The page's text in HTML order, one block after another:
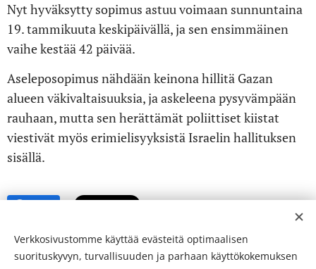
Nyt hyväksytty sopimus astuu voimaan sunnuntaina
19. tammikuuta keskipäivällä, ja sen ensimmäinen
vaihe kestää 42 päivää.
Aseleposopimus nähdään keinona hillitä Gazan
alueen väkivaltaisuuksia, ja askeleena pysyvämpään
rauhaan, mutta sen herättämät poliittiset kiistat
viestivät myös erimielisyyksistä Israelin hallituksen
sisällä.
Verkkosivustomme käyttää evästeitä optimaalisen
suorituskyvyn, turvallisuuden ja parhaan käyttökokemuksen